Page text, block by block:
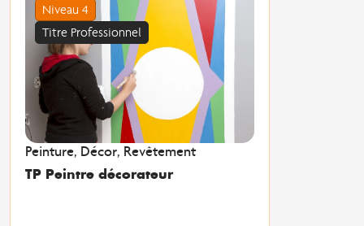
Niveau 4
Titre Professionnel
Peinture, Décor, Revêtement
TP Peintre décorateur